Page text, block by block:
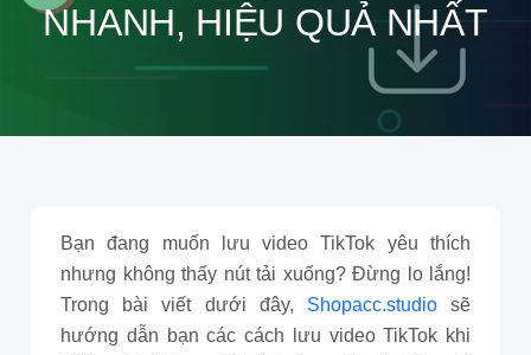
NHANH, HIỆU QUẢ NHẤT
Bạn đang muốn lưu video TikTok yêu thích
nhưng không thấy nút tải xuống? Đừng lo lắng!
Trong bài viết dưới đây, Shopacc.studiosẽ
hướng dẫn bạn các cách lưu video TikTok khi